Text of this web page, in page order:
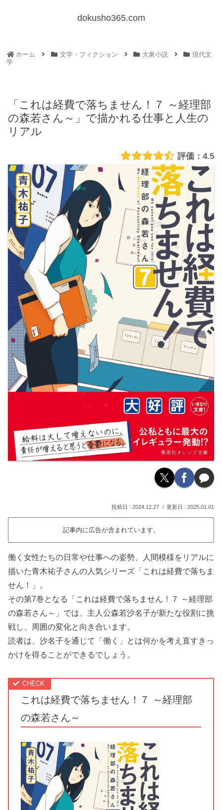
dokusho365.com
ホーム 文学・フィクション 大衆小説
現代文
学
「これは経費で落ちません！７ ～経理部
の森若さん～」で描かれる仕事と人生の
リアル
4.5
2024.12.27 2025.01.01
記事内に広告が含まれています。
働く女性たちの日常や仕事への姿勢、人間模様をリアルに
描いた青木祐子さんの人気シリーズ「これは経費で落ちま
せん！」。
その第7巻となる「これは経費で落ちません！７ ～経理部
の森若さん～」では、主人公森若沙名子が新たな役割に挑
戦し、周囲の変化と向き合います。
読者は、沙名子を通じて「働く」とは何かを考え直すきっ
かけを得ることができるでしょう。
これは経費で落ちません！７ ～経理部
の森若さん～